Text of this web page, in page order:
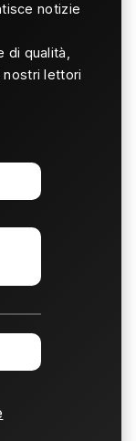
notizie
di qualità,
nostri lettori